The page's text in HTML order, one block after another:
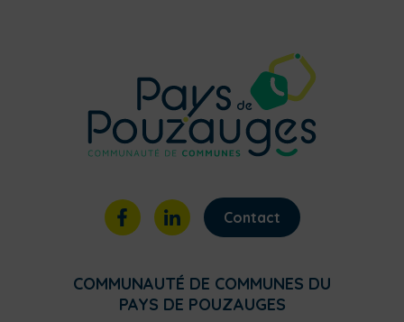
Contact
COMMUNAUTÉ DE COMMUNES DU
PAYS DE POUZAUGES